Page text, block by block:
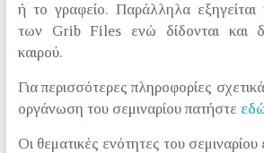
ή το γραφείο. Παράλληλα εξηγείται
των Grib Files ενώ δίδονται και
καιρού.
Για περισσότερες πληροφορίες
οργάνωση του σεμιναρίου πατήστε
Οι θεματικές ενότητες του σεμιναρίου